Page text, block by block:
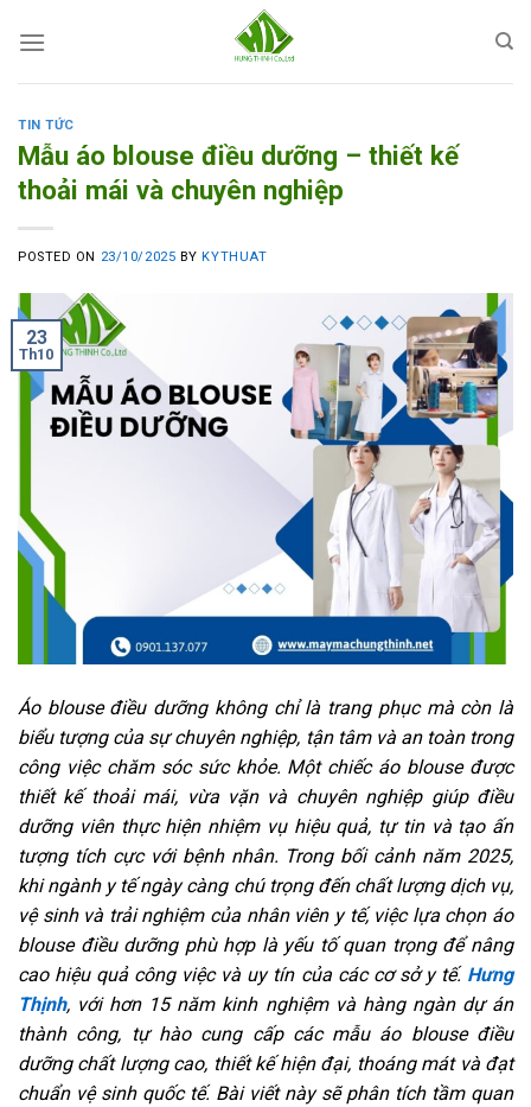
TIN TỨC
Mẫu áo blouse điều dưỡng – thiết kế
thoải mái và chuyên nghiệp
POSTED ON 23/10/2025 BYKYTHUAT
23
Th10
Áo blouse điều dưỡng không chỉ là trang phục mà còn là
biểu tượng của sự chuyên nghiệp, tận tâm và an toàn trong
công việc chăm sóc sức khỏe. Một chiếc áo blouse được
thiết kế thoải mái, vừa vặn và chuyên nghiệp giúp điều
dưỡng viên thực hiện nhiệm vụ hiệu quả, tự tin và tạo ấn
tượng tích cực với bệnh nhân. Trong bối cảnh năm 2025,
khi ngành y tế ngày càng chú trọng đến chất lượng dịch vụ,
vệ sinh và trải nghiệm của nhân viên y tế, việc lựa chọn áo
blouse điều dưỡng phù hợp là yếu tố quan trọng để nâng
cao hiệu quả công việc và uy tín của các cơ sở y tế. Hưng
Thịnh, với hơn 15 năm kinh nghiệm và hàng ngàn dự án
thành công, tự hào cung cấp các mẫu áo blouse điều
dưỡng chất lượng cao, thiết kế hiện đại, thoáng mát và đạt
chuẩn vệ sinh quốc tế. Bài viết này sẽ phân tích tầm quan